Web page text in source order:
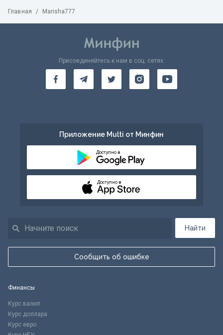
Главная / Marisha777
Найти
Сообщить об ошибке
Присоединяйтесь к нам в соц. сетях:
Приложение Multi от Минфин
Доступно в
Доступно в
Финансы
Курс валют
Курс доллара
Курс евро